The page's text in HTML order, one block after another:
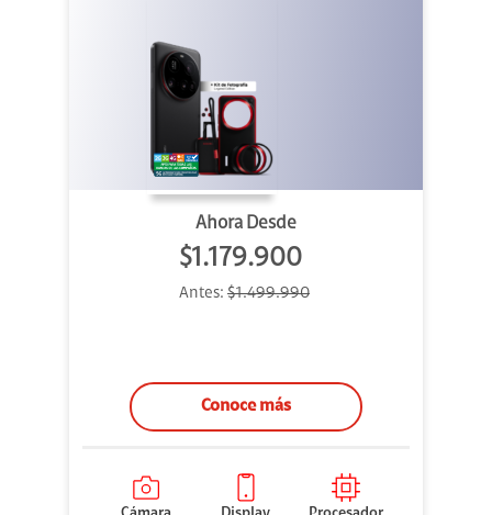
Ahora Desde
$1.179.900
Antes: $1.499.990
Conoce más